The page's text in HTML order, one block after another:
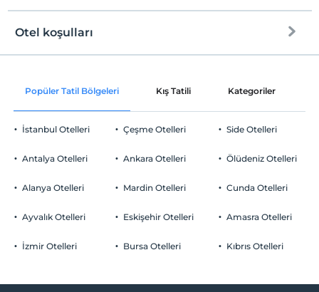
Sadece ortak alanlar
Otopark
Ücretsiz Özel Otopark
Otel koşulları
Check/in
Check/out
En geç saat 12:00 ve öncesi
Evcil Hayvan
2 yaşına kadar olan bebekler ücretsizdir.
Popüler Tatil Bölgeleri Kış Tatili Kategoriler
İstanbul Otelleri
Antalya Otelleri
Alanya Otelleri
Ayvalık Otelleri
İzmir Otelleri
Çeşme Otelleri
Ankara Otelleri
Mardin Otelleri
Eskişehir Otelleri
Bursa Otelleri
Side Otelleri
Ölüdeniz Otelleri
Cunda Otelleri
Amasra Otelleri
Kıbrıs Otelleri